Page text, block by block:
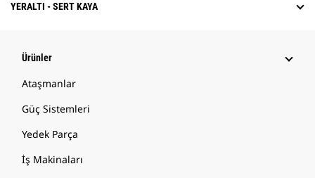
YERALTI - SERT KAYA
Ürünler
Ataşmanlar
Güç Sistemleri
Yedek Parça
İş Makinaları